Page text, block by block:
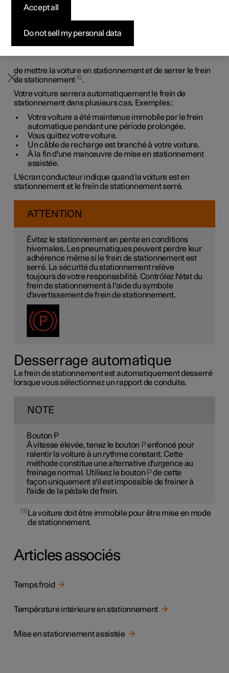
Configurer
Pre-owned Polestar 2
Configurer
Pre-owned Polestar 3
Venez la découvrir
Demander votre offre
Offres pour professionnels
Configurer
Pre-owned Polestar 3
Pre-owned Polestar 4
Méthodes de financement
Avantages en nature
News
S'abonner à la newsletter
stationnement.
voiture. En stationnement, la voiture surveille et renforce
de mettre la voiture en stationnement et de serrer le frein
de stationnement 1 .
Votre voiture serrera automatiquement le frein de
stationnement dans plusieurs cas. Exemples :
Votre voiture a été maintenue immobile par le frein
automatique pendant une période prolongée.
Vous quittez votre voiture.
Un câble de recharge est branché à votre voiture.
À la fin d'une manœuvre de mise en stationnement
assistée.
L'écran conducteur indique quand la voiture est en
stationnement et le frein de stationnement serré.
ATTENTION
Évitez le stationnement en pente en conditions
hivernales. Les pneumatiques peuvent perdre leur
adhérence même si le frein de stationnement est
serré. La sécurité du stationnement relève
toujours de votre responsabilité. Contrôlez l'état du
frein de stationnement à l'aide du symbole
d'avertissement de frein de stationnement.
Desserrage automatique
Le frein de stationnement est automatiquement desserré
lorsque vous sélectionnez un rapport de conduite.
NOTE
Bouton P
À vitesse élevée, tenez le bouton Penfoncé pour
ralentir la voiture à un rythme constant. Cette
méthode constitue une alternative d'urgence au
freinage normal. Utilisez le bouton Pde cette
façon uniquement s'il est impossible de freiner à
l'aide de la pédale de frein.
1
La voiture doit être immobile pour être mise en mode
de stationnement.
Articles associés
Temps froid
Température intérieure en stationnement
Mise en stationnement assistée
Do not sell my personal data
Accept all